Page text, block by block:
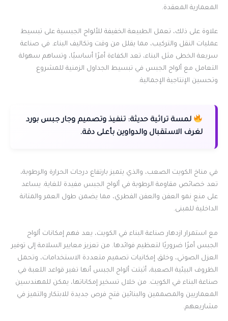
المعمارية المعقدة.
علاوة على ذلك، تعمل الطبيعة الخفيفة للألواح الجبسية على تبسيط
عمليات النقل والتركيب، مما يقلل من وقت وتكاليف البناء. في صناعة
سريعة الخطى مثل البناء، تعد الكفاءة أمرًا أساسيًا، وتساهم سهولة
التعامل مع ألواح الجبس في تبسيط الجداول الزمنية للمشروع
وتحسين الإنتاجية الإجمالية.
لمسة تراثية حديثة: تنفيذ وتصميم وجار جبس بورد
لغرف الاستقبال والدواوين بأعلى دقة.
في مناخ الكويت الصعب، والذي يتميز بارتفاع درجات الحرارة والرطوبة،
تعد خصائص مقاومة الرطوبة في ألواح الجبس مفيدة للغاية. يساعد
على منع نمو العفن والعفن الفطري، مما يضمن طول العمر والمتانة
الداخلية للمبنى.
مع استمرار ازدهار صناعة البناء في الكويت، يعد فهم إمكانات ألواح
الجبس أمرًا ضروريًا لتعظيم فوائدها. من تعزيز معايير السلامة إلى توفير
العزل الصوتي، وخلق إمكانيات تصميم متعددة الاستخدامات، وتحمل
الظروف البيئية الصعبة، أثبتت ألواح الجبس أنها تغير قواعد اللعبة في
صناعة البناء في الكويت. من خلال تسخير إمكاناتها، يمكن للمهندسين
المعماريين والمصممين والبنائين فتح فرص جديدة للابتكار والتميز في
مشاريعهم.